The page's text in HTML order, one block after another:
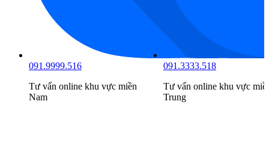
091.9999.516
Tư vấn online khu vực miền
Nam
091.3333.518
Tư vấn online khu vực
Trung